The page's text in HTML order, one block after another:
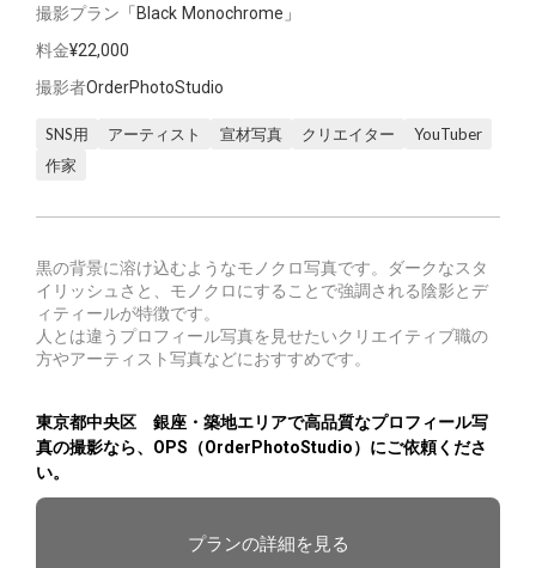
撮影プラン 「Black Monochrome」
料金¥22,000
撮影者OrderPhotoStudio
SNS用 アーティスト 宣材写真 クリエイター
YouTuber
作家
黒の背景に溶け込むようなモノクロ写真です。ダークなスタ
イリッシュさと、モノクロにすることで強調される陰影とデ
ィティールが特徴です。
人とは違うプロフィール写真を見せたいクリエイティブ職の
方やアーティスト写真などにおすすめです。
東京都中央区 銀座・築地エリアで高品質なプロフィール写
真の撮影なら、OPS（OrderPhotoStudio）にご依頼くださ
い。
プランの詳細を見る